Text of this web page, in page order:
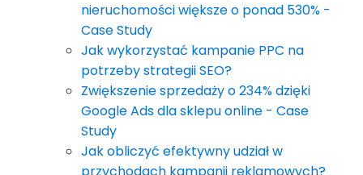
nieruchomości większe o ponad 530% -
Case Study
Jak wykorzystać kampanie PPC na
potrzeby strategii SEO?
Zwiększenie sprzedaży o 234% dzięki
Google Ads dla sklepu online - Case
Study
Jak obliczyć efektywny udział w